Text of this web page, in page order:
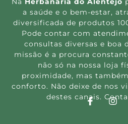
a saúde e o bem-estar,
diversificada de produtos
Pode contar com
consultas diversas e boa
missão é a procura
não só na nossa loja
proximidade, mas
conforto. Não deixe de nos
destes canais.